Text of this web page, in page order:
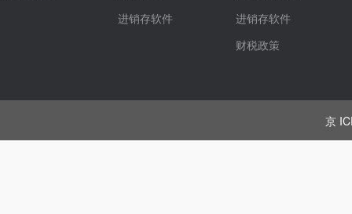
进销存软件
进销存软件
财税政策
京